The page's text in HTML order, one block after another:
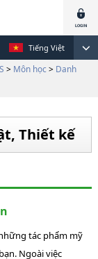
Tiếng Việt
> Môn học > Danh
Thiết kế
tác phẩm mỹ
Ngoài việc